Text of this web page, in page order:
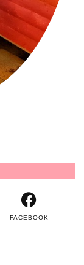
FACEBOOK